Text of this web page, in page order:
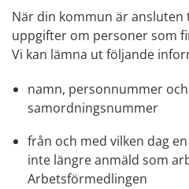
När din kommun är ansluten
uppgifter om personer som
Vi kan lämna ut följande
namn, personnummer
samordningsnummer
från och med vilken dag
inte längre anmäld som
Arbetsförmedlingen